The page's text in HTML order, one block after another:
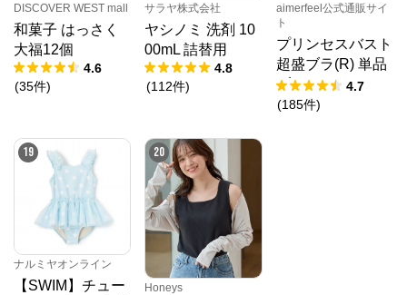
DISCOVER WEST mall
和菓子 はっさく
大福12個
4.6
(35件)
サラヤ株式会社
ヤシノミ 洗剤 10
00mL 詰替用
4.8
(112件)
aimerfeel公式通販サイ
ト
プリンセスバスト
超盛ブラ(R) 単品
ブラジャー4.7
(185件)
19
ナルミヤオンライン
【SWIM】チュー
20
Honeys